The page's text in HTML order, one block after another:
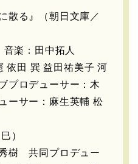
散る』（朝日文庫／
楽：田中拓人
依田 巽 益田祐美子 河
プロデューサー：木
ーサー：麻生英輔 松
）
樹 共同プロデュー